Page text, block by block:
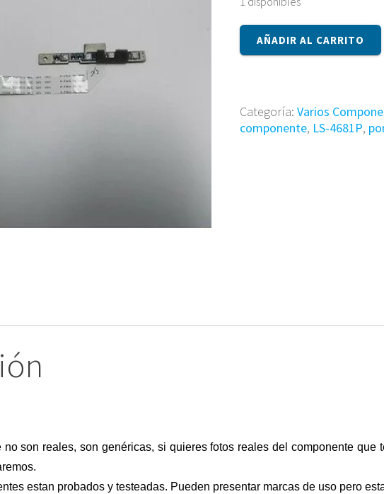
Componente
LS-
AÑADIR AL CARRITO
Categoría: Varios
componente, LS-4681P,
no son reales, son genéricas, si quieres fotos reales del componente que
estan probados y testeadas. Pueden presentar marcas de uso pero